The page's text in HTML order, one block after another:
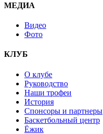
МЕДИА
Видео
Фото
КЛУБ
О клубе
Руководство
Наши трофеи
История
Спонсоры и партнеры
Баскетбольный центр
Ёжик